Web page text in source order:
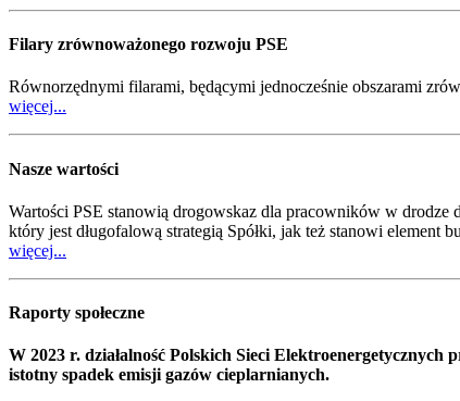
Filary zrównoważonego rozwoju PSE
Równorzędnymi filarami, będącymi jednocześnie obszarami
więcej...
Nasze wartości
Wartości PSE stanowią drogowskaz dla pracowników w drodze
który jest długofalową strategią Spółki, jak też stanowi element
więcej...
Raporty społeczne
W 2023 r. działalność Polskich Sieci Elektroenergetycznych
istotny spadek emisji gazów cieplarnianych.